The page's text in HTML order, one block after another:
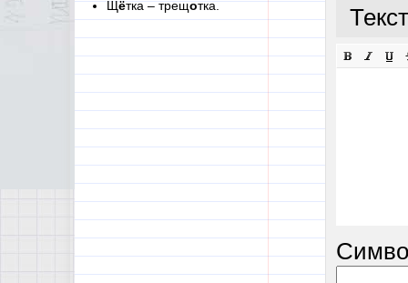
Щётка – трещотка.